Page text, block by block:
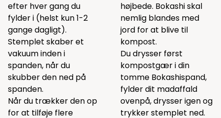
efter hver gang du
fylder i (helst kun 1-2
gange dagligt).
Stemplet skaber et
vakuum inden i
spanden, når du
skubber den ned på
spanden.
Når du trækker den op
for at tilføje flere
højbede. Bokashi skal
nemlig blandes med
jord for at blive til
kompost.
Du drysser først
kompostgær i din
tomme Bokashispand,
fylder dit madaffald
ovenpå, drysser igen og
trykker stemplet ned.